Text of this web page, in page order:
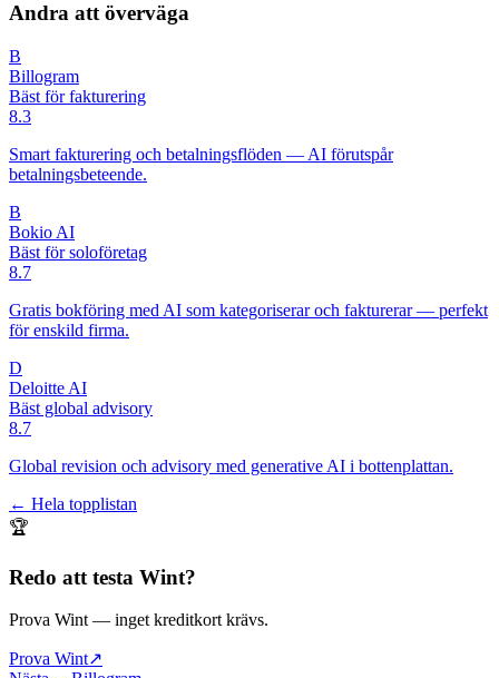
Andra att överväga
B
Billogram
Bäst för fakturering
8.3
Smart fakturering och betalningsflöden — AI förutspår
betalningsbeteende.
B
Bokio AI
Bäst för soloföretag
8.7
Gratis bokföring med AI som kategoriserar och fakturerar — perfekt
för enskild firma.
D
Deloitte AI
Bäst global advisory
8.7
Global revision och advisory med generative AI i bottenplattan.
← Hela topplistan
🏆
Redo att testa Wint?
Prova Wint — inget kreditkort krävs.
Prova Wint↗